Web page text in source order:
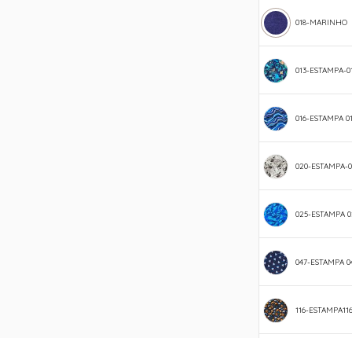
018-MARINHO
013-ESTAMPA-
016-ESTAMPA
020-ESTAMPA-
025-ESTAMPA
047-ESTAMPA
116-ESTAMPA116